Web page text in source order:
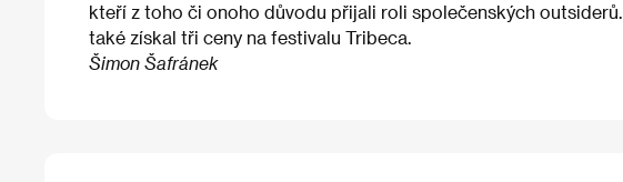
kteří z toho či onoho důvodu přijali roli společenských outsiderů.
také získal tři ceny na festivalu Tribeca.
Šimon Šafránek